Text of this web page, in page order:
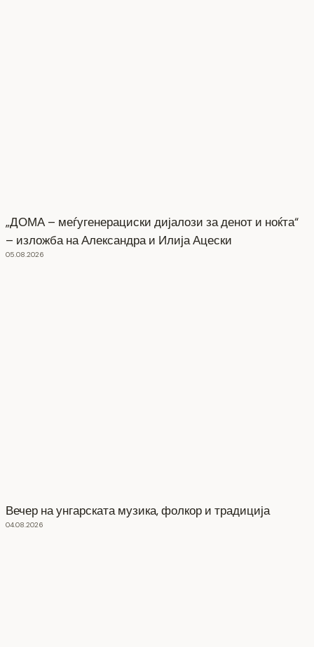
„ДОМА – меѓугенерациски дијалози за денот и ноќта“
– изложба на Александра и Илија Ацески
05.08.2026
Вечер на унгарската музика, фолкор и традиција
04.08.2026